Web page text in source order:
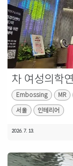
차 여성의학
Embossing MR
서울 인테리어
2026. 7. 13.